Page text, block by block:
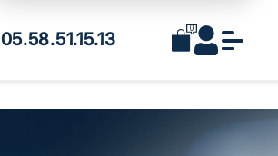
05.58.51.15.13
0